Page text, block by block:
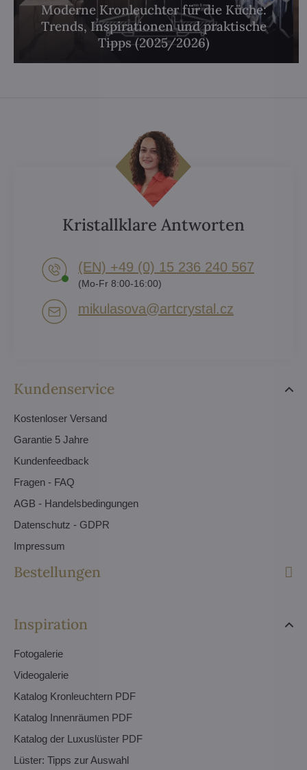
Moderne Kronleuchter für die Küche:
Trends, Inspirationen und praktische
Tipps (2025/2026)
Kundenservice
Kostenloser Versand
Garantie 5 Jahre
Kundenfeedback
Fragen - FAQ
AGB - Handelsbedingungen
Datenschutz - GDPR
Impressum
Bestellungen
Inspiration
Fotogalerie
Videogalerie
Katalog Kronleuchtern PDF
Katalog Innenräumen PDF
Katalog der Luxuslüster PDF
Lüster: Tipps zur Auswahl
Kristallklare Antworten
(EN) +49 (0) 15 236 240 567
(Mo-Fr 8:00-16:00)
mikulasova​@artcrystal​.cz